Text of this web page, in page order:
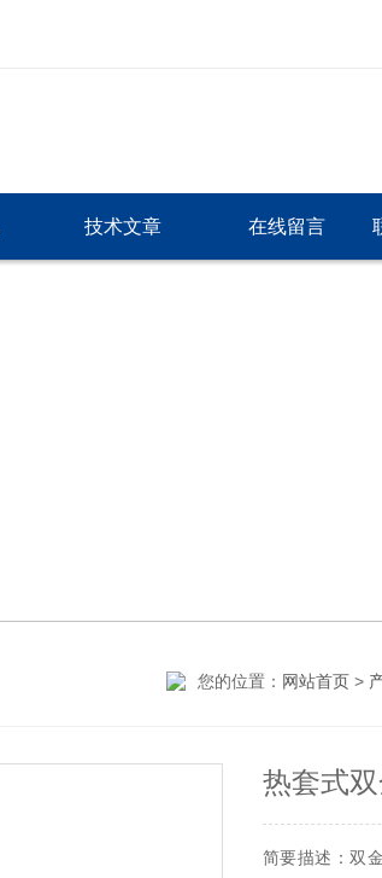
技术文章 在线留言
您的位置： 网站首页 >
热套式
简要描述：